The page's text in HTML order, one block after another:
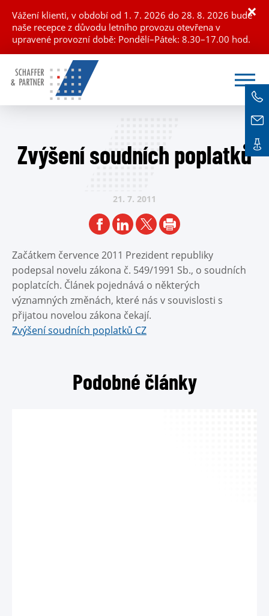
Vážení klienti, v období od 1. 7. 2026 do 28. 8. 2026 bude
naše recepce z důvodu letního provozu otevřena v
upravené provozní době: Pondělí–Pátek: 8.30–17.00 hod.
×
Zvýšení soudních poplatků
21. 7. 2011
Začátkem července 2011 Prezident republiky
podepsal novelu zákona č. 549/1991 Sb., o soudních
poplatcích. Článek pojednává o některých
významných změnách, které nás v souvislosti s
přijatou novelou zákona čekají.
Zvýšení soudních poplatků CZ
Podobné články